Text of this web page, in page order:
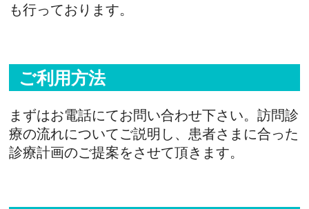
も行っております。
ご利用方法
まずはお電話にてお問い合わせ下さい。訪問診
療の流れについてご説明し、患者さまに合った
診療計画のご提案をさせて頂きます。